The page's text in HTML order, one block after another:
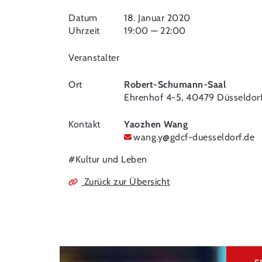
Datum
18. Januar 2020
Uhrzeit
19:00 — 22:00
Veranstalter
Ort
Robert-Schumann-Saal
Ehrenhof 4-5, 40479
Kontakt
Yaozhen Wang
wang.y@gdcf-duesseldorf.de
#Kultur und Leben
Zurück zur Übersicht